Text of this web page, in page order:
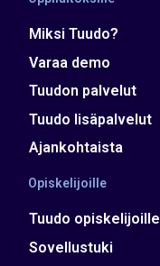
Miksi Tuudo?
Varaa demo
Tuudon palvelut
Tuudo lisäpalvelut
Ajankohtaista
Opiskelijoille
Tuudo opiskelijoille
Sovellustuki